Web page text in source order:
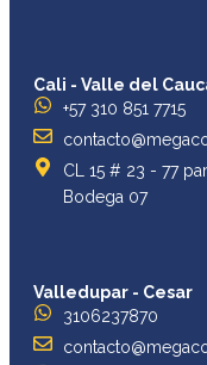
Cali - Valle del
+57 310 851 7715
CL 15 # 23 - 77
Bodega 07
Valledupar - Cesar
3106237870